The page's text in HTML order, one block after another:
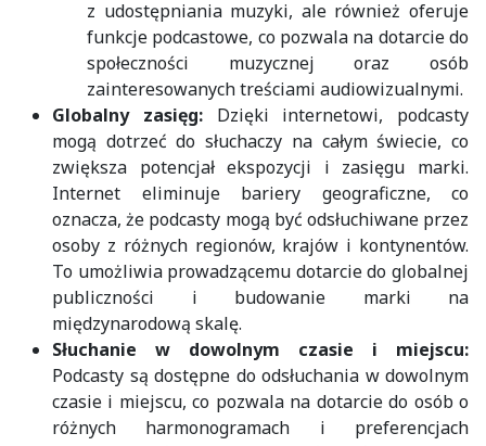
z udostępniania muzyki, ale również oferuje
funkcje podcastowe, co pozwala na dotarcie do
społeczności muzycznej oraz osób
zainteresowanych treściami audiowizualnymi.
Globalny zasięg:Dzięki internetowi, podcasty
mogą dotrzeć do słuchaczy na całym świecie, co
zwiększa potencjał ekspozycji i zasięgu marki.
Internet eliminuje bariery geograficzne, co
oznacza, że podcasty mogą być odsłuchiwane przez
osoby z różnych regionów, krajów i kontynentów.
To umożliwia prowadzącemu dotarcie do globalnej
publiczności i budowanie marki na
międzynarodową skalę.
Słuchanie w dowolnym czasie i miejscu:
Podcasty są dostępne do odsłuchania w dowolnym
czasie i miejscu, co pozwala na dotarcie do osób o
różnych harmonogramach i preferencjach